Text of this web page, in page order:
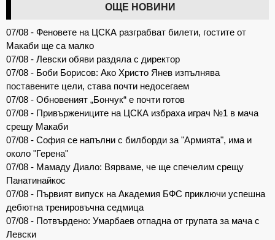
ОЩЕ НОВИНИ
07/08 - Феновете на ЦСКА разграбват билети, гостите от
Макаби ще са малко
07/08 - Левски обяви раздяла с директор
07/08 - Боби Борисов: Ако Христо Янев изпълнява
поставените цели, става почти недосегаем
07/08 - Обновеният „Бончук“ е почти готов
07/08 - Привържениците на ЦСКА избраха играч №1 в мача
срещу Макаби
07/08 - София се напълни с билборди за "Армията", има и
около "Герена"
07/08 - Мамаду Диало: Вярваме, че ще спечелим срещу
Панатинайкос
07/08 - Първият випуск на Академия БФС приключи успешна
дебютна тренировъчна седмица
07/08 - Потвърдено: Умарбаев отпадна от групата за мача с
Левски